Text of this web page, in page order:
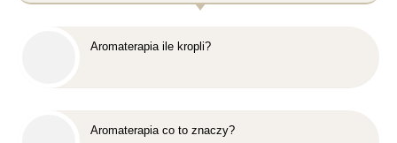
Aromaterapia ile kropli?
Aromaterapia co to znaczy?